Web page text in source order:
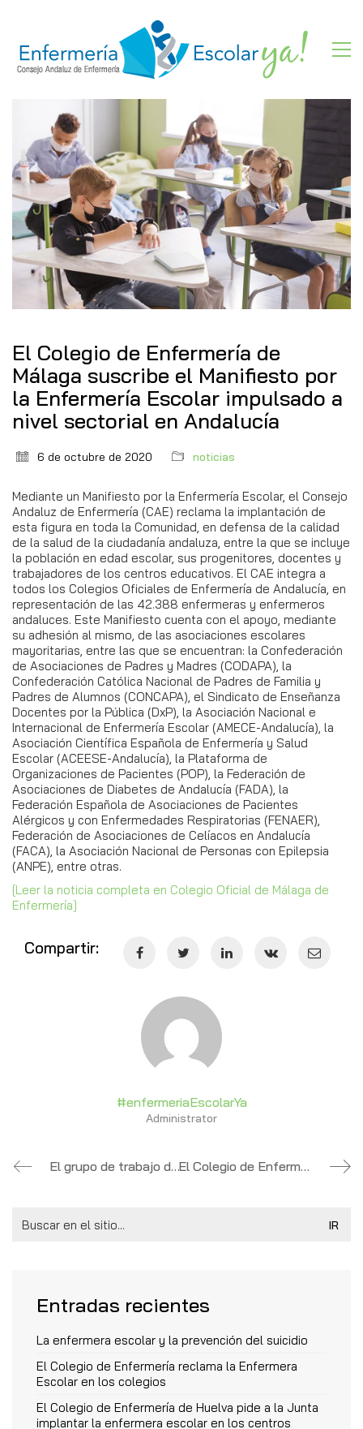
El Colegio de Enfermería de
Málaga suscribe el Manifiesto por
la Enfermería Escolar impulsado a
nivel sectorial en Andalucía
6 de octubre de 2020 noticias
Mediante un Manifiesto por la Enfermería Escolar, el Consejo
Andaluz de Enfermería (CAE) reclama la implantación de
esta figura en toda la Comunidad, en defensa de la calidad
de la salud de la ciudadanía andaluza, entre la que se incluye
la población en edad escolar, sus progenitores, docentes y
trabajadores de los centros educativos. El CAE integra a
todos los Colegios Oficiales de Enfermería de Andalucía, en
representación de las 42.388 enfermeras y enfermeros
andaluces. Este Manifiesto cuenta con el apoyo, mediante
su adhesión al mismo, de las asociaciones escolares
mayoritarias, entre las que se encuentran: la Confederación
de Asociaciones de Padres y Madres (CODAPA), la
Confederación Católica Nacional de Padres de Familia y
Padres de Alumnos (CONCAPA), el Sindicato de Enseñanza
Docentes por la Pública (DxP), la Asociación Nacional e
Internacional de Enfermería Escolar (AMECE-Andalucía), la
Asociación Científica Española de Enfermería y Salud
Escolar (ACEESE-Andalucía), la Plataforma de
Organizaciones de Pacientes (POP), la Federación de
Asociaciones de Diabetes de Andalucía (FADA), la
Federación Española de Asociaciones de Pacientes
Alérgicos y con Enfermedades Respiratorias (FENAER),
Federación de Asociaciones de Celíacos en Andalucía
(FACA), la Asociación Nacional de Personas con Epilepsia
(ANPE), entre otras.
[Leer la noticia completa en Colegio Oficial de Málaga de
Enfermería]
Compartir:
#enfermeriaEscolarYa
Administrator
El grupo de trabajo de Enfermería Escolar nombra a su Presidenta y Secretaria El Colegio de Enfermería de Málaga «exige» la implantación de la enfermera escolar
for:
Entradas recientes
La enfermera escolar y la prevención del suicidio
El Colegio de Enfermería reclama la Enfermera
Escolar en los colegios
El Colegio de Enfermería de Huelva pide a la Junta
implantar la enfermera escolar en los centros